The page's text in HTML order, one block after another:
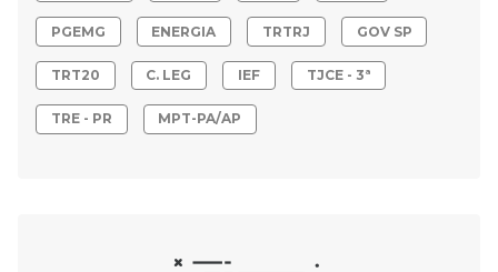
PGEMG ENERGIA TRTRJ GOV SP
TRT20 C. LEG IEF TJCE - 3ª
TRE - PR MPT-PA/AP